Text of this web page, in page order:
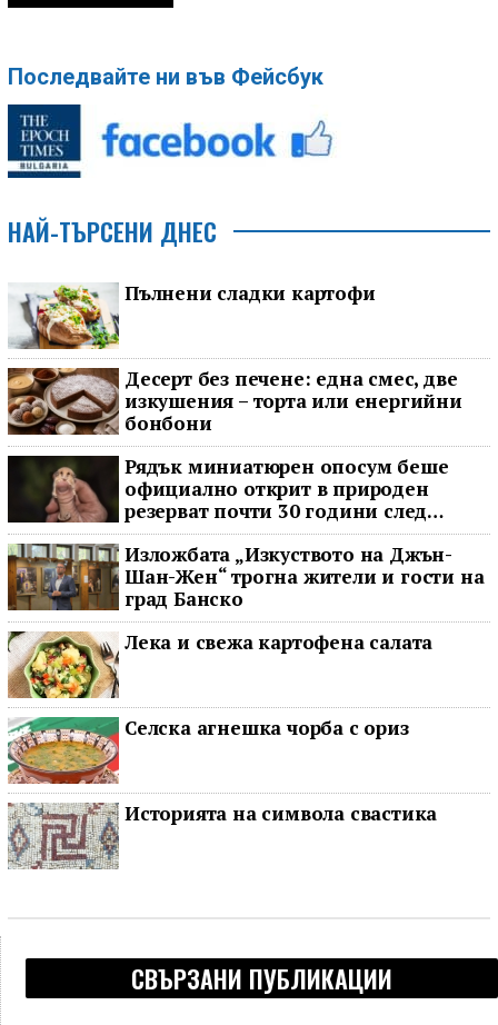
Последвайте ни във Фейсбук
НАЙ-ТЪРСЕНИ ДНЕС
Пълнени сладки картофи
Десерт без печене: една смес, две
изкушения – торта или енергийни
бонбони
Рядък миниатюрен опосум беше
официално открит в природен
резерват почти 30 години след
последното му наблюдение
Изложбата „Изкуството на Джън-
Шан-Жен“ трогна жители и гости на
град Банско
Лека и свежа картофена салата
Селска агнешка чорба с ориз
Историята на символа свастика
СВЪРЗАНИ ПУБЛИКАЦИИ